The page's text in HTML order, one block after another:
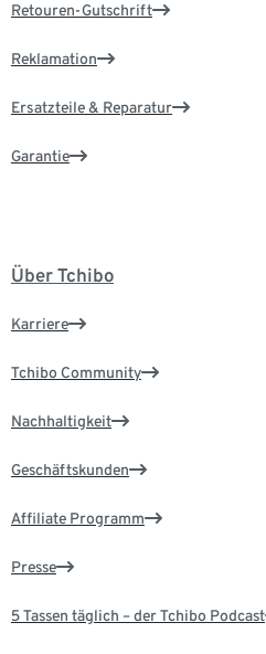
Retouren-Gutschrift
Reklamation
Ersatzteile & Reparatur
Garantie
Über Tchibo
Karriere
Tchibo Community
Nachhaltigkeit
Geschäftskunden
Affiliate Programm
Presse
5 Tassen täglich – der Tchibo Podcast